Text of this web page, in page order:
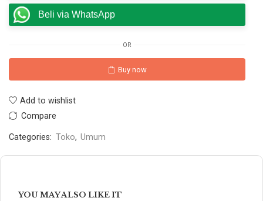
Beli via WhatsApp
OR
Buy now
Add to wishlist
Compare
Categories: Toko, Umum
YOU MAY ALSO LIKE IT